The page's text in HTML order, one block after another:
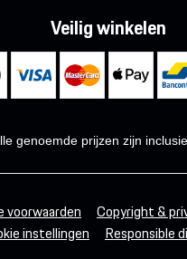
Veilig winkelen
genoemde prijzen zijn
voorwaarden Copyright &
instellingen
Responsible